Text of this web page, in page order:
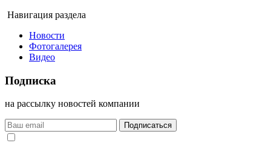
Навигация раздела
Новости
Фотогалерея
Видео
Подписка
на рассылку новостей компании
Подписаться